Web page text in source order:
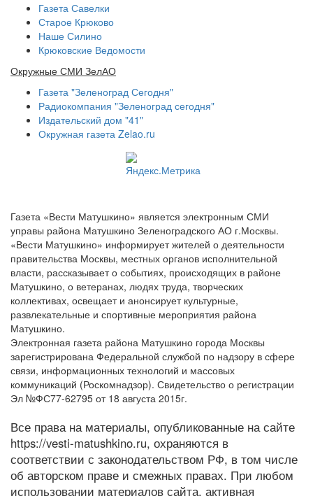
Газета Савелки
Старое Крюково
Наше Силино
Крюковские Ведомости
Окружные СМИ ЗелАО
Газета "Зеленоград Сегодня"
Радиокомпания "Зеленоград сегодня"
Издательский дом "41"
Окружная газета Zelao.ru
Газета «Вести Матушкино» является электронным СМИ
управы района Матушкино Зеленоградского АО г.Москвы.
«Вести Матушкино» информирует жителей о деятельности
правительства Москвы, местных органов исполнительной
власти, рассказывает о событиях, происходящих в районе
Матушкино, о ветеранах, людях труда, творческих
коллективах, освещает и анонсирует культурные,
развлекательные и спортивные мероприятия района
Матушкино.
Электронная газета района Матушкино города Москвы
зарегистрирована Федеральной службой по надзору в сфере
связи, информационных технологий и массовых
коммуникаций (Роскомнадзор). Свидетельство о регистрации
Эл №ФС77-62795 от 18 августа 2015г.
Все права на материалы, опубликованные на сайте
https://vesti-matushkino.ru, охраняются в
соответствии с законодательством РФ, в том числе
об авторском праве и смежных правах. При любом
использовании материалов сайта, активная